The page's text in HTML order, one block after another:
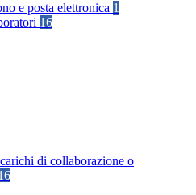
e posta elettronica 1
16
di collaborazione o